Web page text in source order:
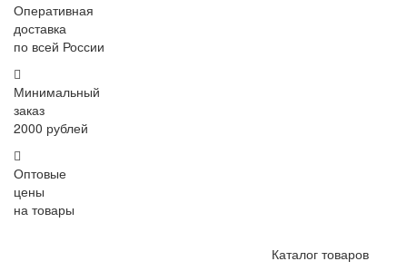
Оперативная
доставка
по всей России
Минимальный
заказ
2000 рублей
Оптовые
цены
на товары
Каталог товаров